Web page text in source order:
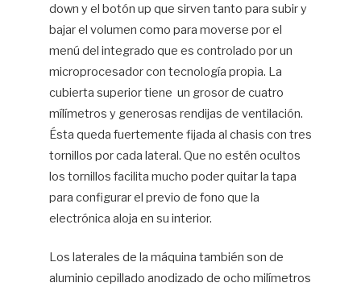
down y el botón up que sirven tanto para subir y
bajar el volumen como para moverse por el
menú del integrado que es controlado por un
microprocesador con tecnología propia. La
cubierta superior tiene un grosor de cuatro
mílímetros y generosas rendijas de ventilación.
Ésta queda fuertemente fijada al chasis con tres
tornillos por cada lateral. Que no estén ocultos
los tornillos facilita mucho poder quitar la tapa
para configurar el previo de fono que la
electrónica aloja en su interior.
Los laterales de la máquina también son de
aluminio cepillado anodizado de ocho milímetros